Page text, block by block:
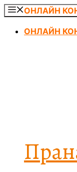
Перейти
содержимому
ОНЛАЙН
ОНЛАЙН